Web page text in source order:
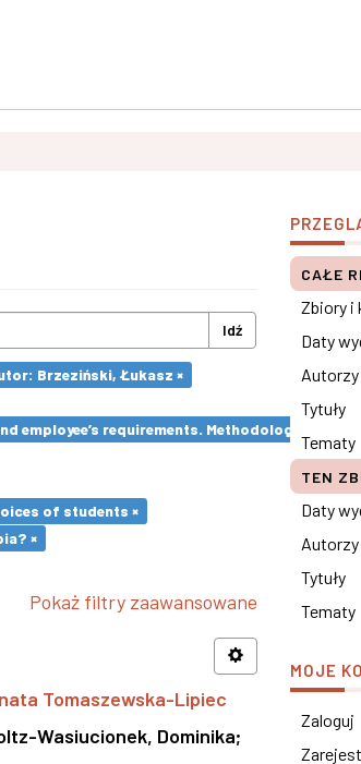
Idź
Brzeziński, Łukasz ×
requirements. Methodological
of students ×
×
Pokaż filtry zaawansowane
Tomaszewska-Lipiec
Wasiucionek, Dominika;
CAŁE
Zbiory i
Daty
Autorzy
Tytuły
Tematy
TEN
Daty
Autorzy
Tytuły
Tematy
MOJE
Zaloguj